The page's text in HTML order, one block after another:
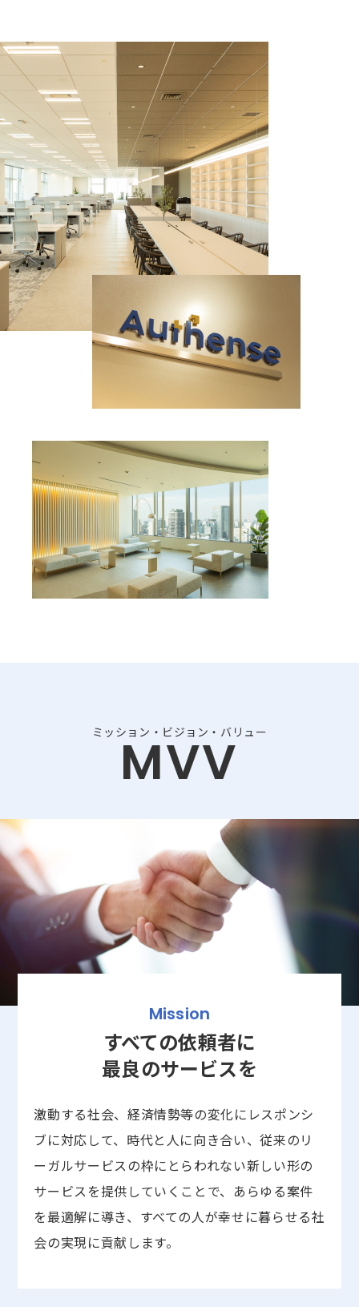
ミッション・ビジョン・バリュー
MVV
Mission
すべての依頼者に
最良のサービスを
激動する社会、経済情勢等の変化にレスポンシ
ブに対応して、時代と人に向き合い、従来のリ
ーガルサービスの枠にとらわれない新しい形の
サービスを提供していくことで、あらゆる案件
を最適解に導き、すべての人が幸せに暮らせる社
会の実現に貢献します。